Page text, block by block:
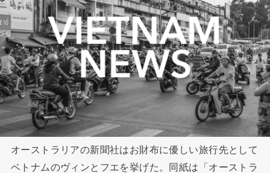
オーストラリアの新聞社はお財布に優しい旅行先として
ベトナムのヴィンとフエを挙げた。同紙は「オーストラ